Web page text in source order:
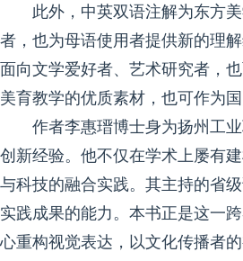
此外，中英双语注解为东方
者，也为母语使用者提供新的理
面向文学爱好者、艺术研究者，
美育教学的优质素材，也可作为
作者李惠瑨博士身为扬州工
创新经验。他不仅在学术上屡有
与科技的融合实践。其主持的省
实践成果的能力。本书正是这一
心重构视觉表达，以文化传播者